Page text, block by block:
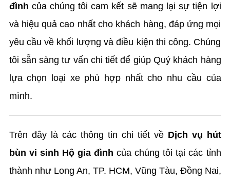
đình của chúng tôi cam kết sẽ mang lại sự tiện lợi
và hiệu quả cao nhất cho khách hàng, đáp ứng mọi
yêu cầu về khối lượng và điều kiện thi công. Chúng
tôi sẵn sàng tư vấn chi tiết để giúp Quý khách hàng
lựa chọn loại xe phù hợp nhất cho nhu cầu của
mình.
Trên đây là các thông tin chi tiết về Dịch vụ hút
bùn vi sinh Hộ gia đình của chúng tôi tại các tỉnh
thành như Long An, TP. HCM, Vũng Tàu, Đồng Nai,